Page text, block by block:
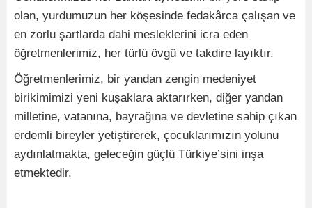
olan, yurdumuzun her köşesinde fedakârca çalışan ve
en zorlu şartlarda dahi mesleklerini icra eden
öğretmenlerimiz, her türlü övgü ve takdire layıktır.
Öğretmenlerimiz, bir yandan zengin medeniyet
birikimimizi yeni kuşaklara aktarırken, diğer yandan
milletine, vatanına, bayrağına ve devletine sahip çıkan
erdemli bireyler yetiştirerek, çocuklarımızın yolunu
aydınlatmakta, geleceğin güçlü Türkiye’sini inşa
etmektedir.